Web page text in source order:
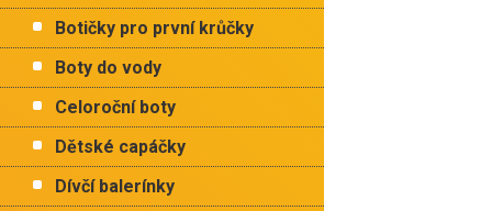
Botičky pro první krůčky
Boty do vody
Celoroční boty
Dětské capáčky
Dívčí balerínky